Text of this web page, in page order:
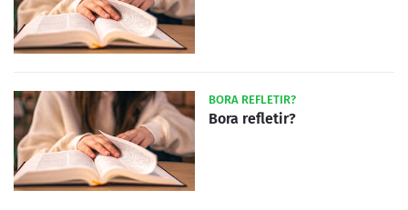
BORA REFLETIR?
Bora refletir?